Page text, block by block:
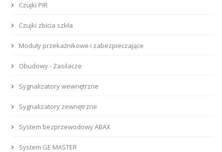
Czujki PIR
Czujki zbicia szkła
Moduły przekaźnikowe i zabezpieczające
Obudowy - Zasilacze
Sygnalizatory wewnętrzne
Sygnalizatory zewnętrzne
System bezprzewodowy ABAX
System GE MASTER